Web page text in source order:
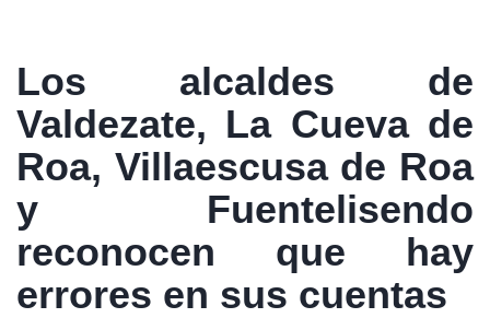
Los alcaldes de
Valdezate, La Cueva de
Roa, Villaescusa de Roa
y Fuentelisendo
reconocen que hay
errores en sus cuentas